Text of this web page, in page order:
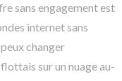
sans engagement est
internet sans
changer
sur un nuage au-